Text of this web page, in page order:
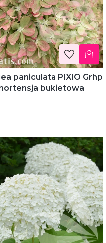
Grhp
hortensja bukietowa